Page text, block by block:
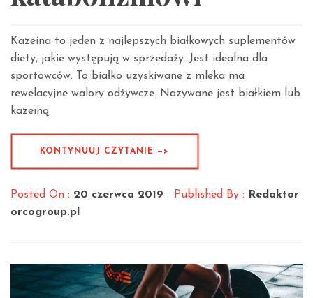
Kazeina to jeden z najlepszych białkowych suplementów
diety, jakie występują w sprzedaży. Jest idealna dla
sportowców. To białko uzyskiwane z mleka ma
rewelacyjne walory odżywcze. Nazywane jest białkiem lub
kazeiną
KONTYNUUJ CZYTANIE —>
Posted On : 20 czerwca 2019 Published By :
Redaktor
orcogroup.pl